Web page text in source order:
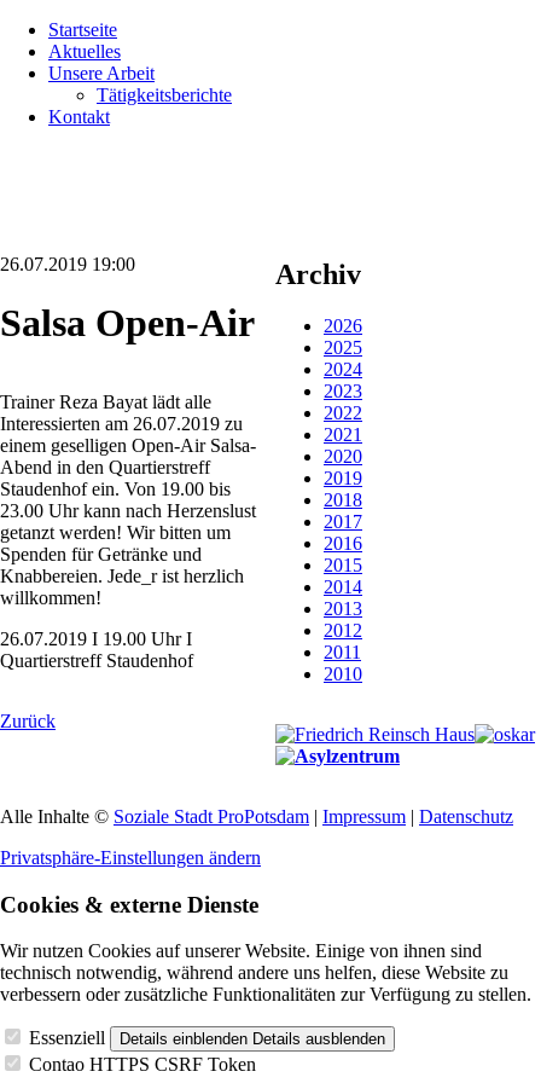
überspringen
Startseite
Aktuelles
Unsere Arbeit
Tätigkeitsberichte
Kontakt
26.07.2019 19:00
Salsa Open-Air
Trainer Reza Bayat lädt alle
Interessierten am 26.07.2019 zu
einem geselligen Open-Air Salsa-
Abend in den Quartierstreff
Staudenhof ein. Von 19.00 bis
23.00 Uhr kann nach Herzenslust
getanzt werden! Wir bitten um
Spenden für Getränke und
Knabbereien. Jede_r ist herzlich
willkommen!
26.07.2019 I 19.00 Uhr I
Quartierstreff Staudenhof
Zurück
Archiv
2026
2025
2024
2023
2022
2021
2020
2019
2018
2017
2016
2015
2014
2013
2012
2011
2010
Alle Inhalte © Soziale Stadt ProPotsdam | Impressum | Datenschutz
Privatsphäre-Einstellungen ändern
Cookies & externe Dienste
Wir nutzen Cookies auf unserer Website. Einige von ihnen sind
technisch notwendig, während andere uns helfen, diese Website zu
verbessern oder zusätzliche Funktionalitäten zur Verfügung zu stellen.
Essenziell Details einblenden Details ausblenden
Contao HTTPS CSRF Token